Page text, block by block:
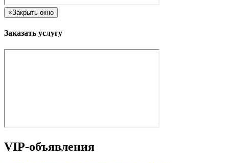
×Закрыть окно
Заказать услугу
VIP-объявления